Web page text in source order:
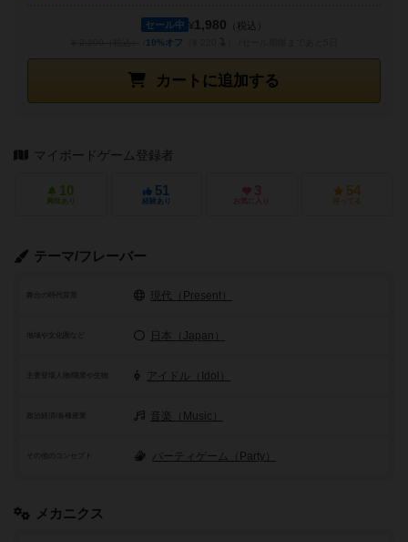
カートに追加する
セール中 ¥1,980 （税込）
10%オフ
マイボードゲーム登録者
10
興味あり
51
経験あり
3
お気に入り
54
持ってる
テーマ/フレーバー
舞台の時代背景 現代（Present）
地域や文化圏など 日本（Japan）
アイドル（Idol）
政治経済/各種産業 音楽（Music）
その他のコンセプト パーティゲーム（Party）
メカニクス